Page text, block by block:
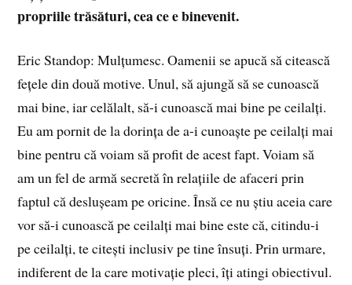
propriile trăsături, cea ce e binevenit.
Eric Standop: Mulțumesc. Oamenii se apucă să citească
fețele din două motive. Unul, să ajungă să se cunoască
mai bine, iar celălalt, să-i cunoască mai bine pe ceilalți.
Eu am pornit de la dorința de a-i cunoaște pe ceilalți mai
bine pentru că voiam să profit de acest fapt. Voiam să
am un fel de armă secretă în relațiile de afaceri prin
faptul că deslușeam pe oricine. Însă ce nu știu aceia care
vor să-i cunoască pe ceilalți mai bine este că, citindu-i
pe ceilalți, te citești inclusiv pe tine însuți. Prin urmare,
indiferent de la care motivație pleci, îți atingi obiectivul.